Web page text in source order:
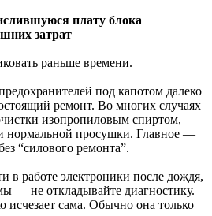
плату блока
затрат
раньше времени.
под капотом далеко
ремонт. Во многих случаях
изопропиловым спиртом,
нормальной просушки. Главное —
“силового ремонта”.
в работе электроники после дождя,
— не откладывайте диагностику.
исчезает сама. Обычно она только